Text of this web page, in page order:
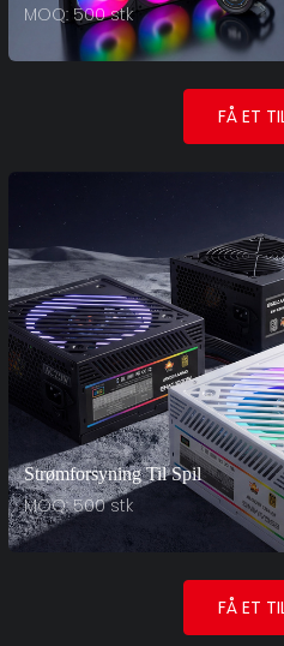
MOQ: 500 stk
FÅ ET
Strømforsyning Til Spil
MOQ: 500 stk
FÅ ET